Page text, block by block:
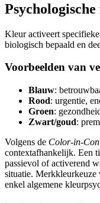
Kleur activeert
biologisch bepaald en
Voorbeelden van
Blauw:
Rood: urgentie,
Groen:
Zwart/goud:
Volgens de Color-in-
contextafhankelijk. Een
passievol of activerend
situatie. Merkkleurkeuze
enkel algemene